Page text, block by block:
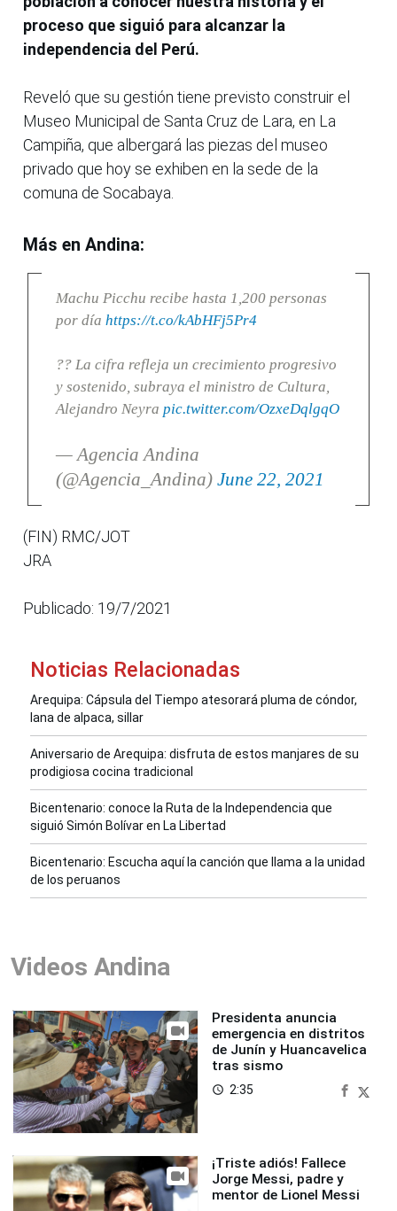
proceso que siguió para alcanzar la
independencia del Perú.
Reveló que su gestión tiene previsto construir el
Museo Municipal de Santa Cruz de Lara, en La
Campiña, que albergará las piezas del museo
privado que hoy se exhiben en la sede de la
comuna de Socabaya.
Más en Andina:
Machu Picchu recibe hasta 1,200 personas
por día https://t.co/kAbHFj5Pr4
?? La cifra refleja un crecimiento progresivo
y sostenido, subraya el ministro de Cultura,
Alejandro Neyra pic.twitter.com/OzxeDqlgqO
— Agencia Andina
(@Agencia_Andina) June 22, 2021
(FIN) RMC/JOT
JRA
Publicado: 19/7/2021
Noticias Relacionadas
Arequipa: Cápsula del Tiempo atesorará pluma de cóndor,
lana de alpaca, sillar
Aniversario de Arequipa: disfruta de estos manjares de su
prodigiosa cocina tradicional
Bicentenario: conoce la Ruta de la Independencia que
siguió Simón Bolívar en La Libertad
Bicentenario: Escucha aquí la canción que llama a la unidad
de los peruanos
Videos Andina
Presidenta anuncia
emergencia en distritos
de Junín y Huancavelica
tras sismo
access_time 2:35
¡Triste adiós! Fallece
Jorge Messi, padre y
mentor de Lionel Messi